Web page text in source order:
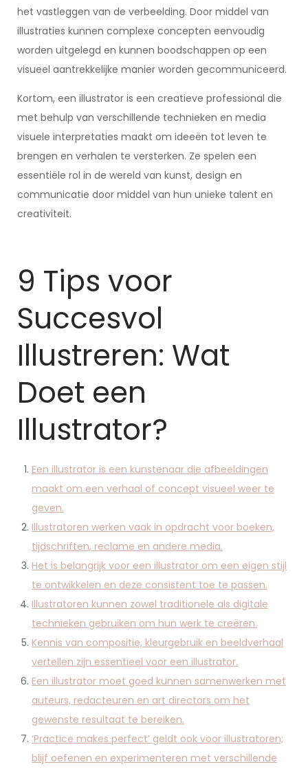
het vastleggen van de verbeelding. Door middel van
illustraties kunnen complexe concepten eenvoudig
worden uitgelegd en kunnen boodschappen op een
visueel aantrekkelijke manier worden gecommuniceerd.
Kortom, een illustrator is een creatieve professional die
met behulp van verschillende technieken en media
visuele interpretaties maakt om ideeën tot leven te
brengen en verhalen te versterken. Ze spelen een
essentiële rol in de wereld van kunst, design en
communicatie door middel van hun unieke talent en
creativiteit.
9 Tips voor
Succesvol
Illustreren: Wat
Doet een
Illustrator?
Een illustrator is een kunstenaar die afbeeldingen
maakt om een verhaal of concept visueel weer te
geven.
Illustratoren werken vaak in opdracht voor boeken,
tijdschriften, reclame en andere media.
Het is belangrijk voor een illustrator om een eigen stijl
te ontwikkelen en deze consistent toe te passen.
Illustratoren kunnen zowel traditionele als digitale
technieken gebruiken om hun werk te creëren.
Kennis van compositie, kleurgebruik en beeldverhaal
vertellen zijn essentieel voor een illustrator.
Een illustrator moet goed kunnen samenwerken met
auteurs, redacteuren en art directors om het
gewenste resultaat te bereiken.
‘Practice makes perfect’ geldt ook voor illustratoren;
blijf oefenen en experimenteren met verschillende